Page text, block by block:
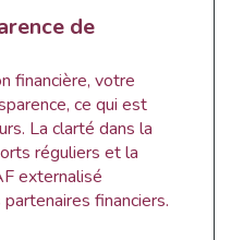
de
financière, votre
ce qui est
La clarté dans la
réguliers et la
externalisé
financiers.